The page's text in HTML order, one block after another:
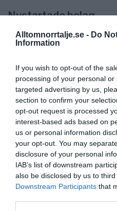
Alltomnorrtalje.se - Do
Information
If you wish to opt-out of the
processing of your personal
targeted advertising by us,
section to confirm your
opt-out request is processed
interest-based ads based on
us or personal information
your opt-out. You may
disclosure of your personal
IAB’s list of downstream
also be disclosed by us to
Downstream Participants that
Nystartade bolag
27/4 NYA BOLAG
fastighetsbolag i
16/4 NYA BOLAG
Panthalassa Åre AB
fastighetsförvaltning
25/3 NYA BOLAG
Nytt
Norrtälje
NYA BOLAG